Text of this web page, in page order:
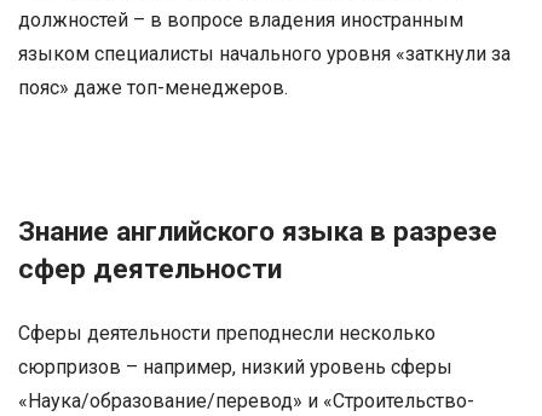
должностей – в вопросе владения иностранным
языком специалисты начального уровня «заткнули за
пояс» даже топ-менеджеров.
Знание английского языка в разрезе
сфер деятельности
Сферы деятельности преподнесли несколько
сюрпризов – например, низкий уровень сферы
«Наука/образование/перевод» и «Строительство-